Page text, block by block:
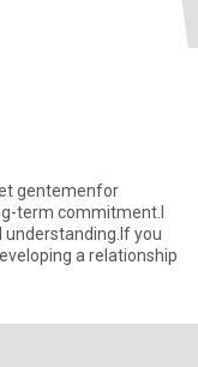
gentemenfor
term commitment.I
understanding.lf you
a relationship